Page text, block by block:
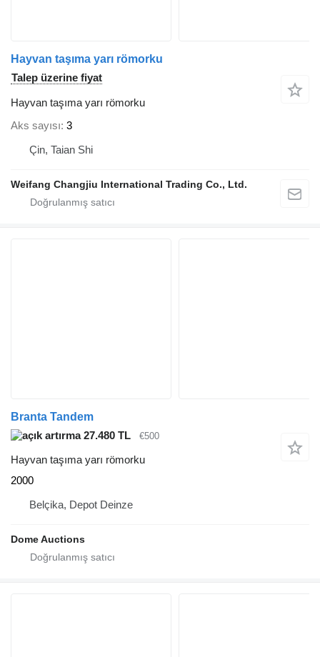
Hayvan taşıma yarı römorku
Talep üzerine fiyat
Hayvan taşıma yarı römorku
Aks sayısı 3
Çin, Taian Shi
Weifang Changjiu International Trading Co., Ltd.
Branta Tandem
27.480 TL
€500
Hayvan taşıma yarı römorku
2000
Belçika, Depot Deinze
Dome Auctions